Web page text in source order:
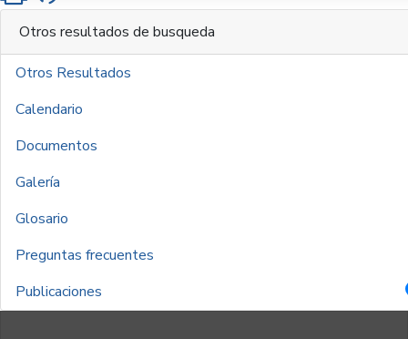
Otros resultados de busqueda
Otros Resultados
Calendario
Documentos
Galería
Glosario
Preguntas frecuentes
Publicaciones